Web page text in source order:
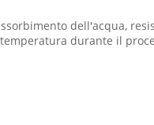
dell'acqua,
durante il